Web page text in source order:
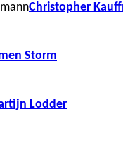
Christopher
Storm
Lodder